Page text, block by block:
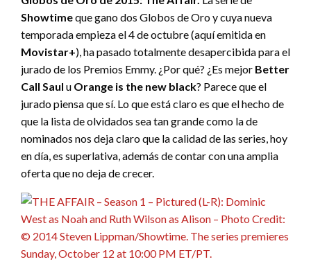
Showtimeque gano dos Globos de Oro y cuya nueva
temporada empieza el 4 de octubre (aquí emitida en
Movistar+), ha pasado totalmente desapercibida para el
jurado de los Premios Emmy. ¿Por qué? ¿Es mejor Better
Call Saul u Orange is the new black? Parece que el
jurado piensa que sí. Lo que está claro es que el hecho de
que la lista de olvidados sea tan grande como la de
nominados nos deja claro que la calidad de las series, hoy
en día, es superlativa, además de contar con una amplia
oferta que no deja de crecer.